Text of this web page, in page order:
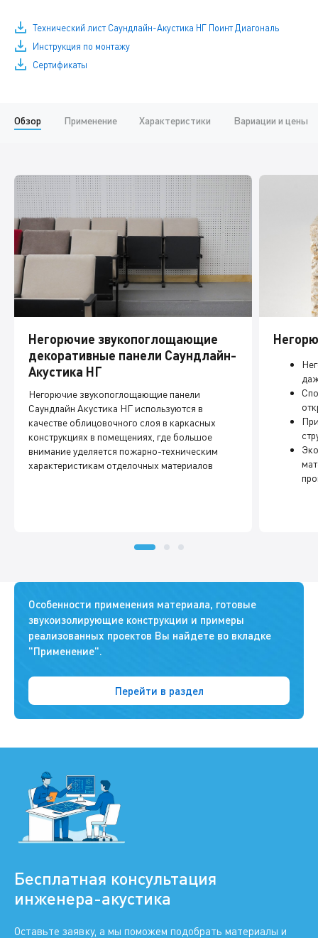
Технический лист Саундлайн-Акустика НГ Поинт Диагональ
Инструкция по монтажу
Сертификаты
Обзор Применение Характеристики Вариации и цены
Негорючие звукопоглощающие
декоративные панели Саундлайн-
Акустика НГ
Негорючие звукопоглощающие панели
Саундлайн Акустика НГ используются в
качестве облицовочного слоя в каркасных
конструкциях в помещениях, где большое
внимание уделяется пожарно-техническим
характеристикам отделочных материалов
Особенности применения материала, готовые
звукоизолирующие конструкции и примеры
реализованных проектов Вы найдете во вкладке
"Применение".
Перейти в раздел
Бесплатная консультация
инженера-акустика
Оставьте заявку, а мы поможем подобрать материалы и